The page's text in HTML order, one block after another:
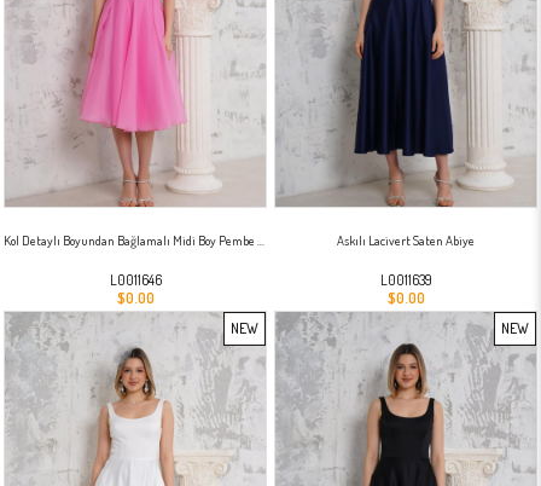
L0011646
$0.00
Askılı Lacivert Saten Abiye
L0011639
$0.00
NEW
ITEM
NEW
ITEM